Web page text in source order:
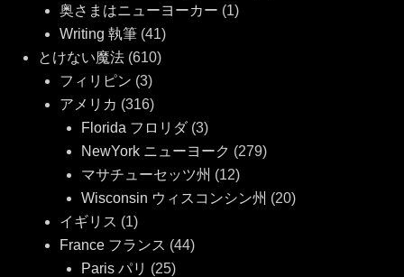
奥さまはニューヨーカー (1)
Writing 執筆(41)
とけない魔法(610)
フィリピン (3)
アメリカ (316)
Florida フロリダ(3)
NewYork ニューヨーク (279)
マサチューセッツ州 (12)
Wisconsin ウィスコンシン州 (20)
イギリス (1)
France フランス (44)
Paris パリ (25)